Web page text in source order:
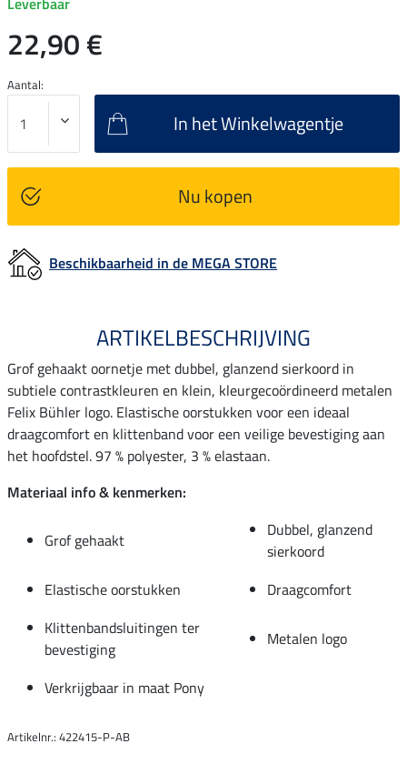
22,90 €
Aantal:
In het Winkelwagentje
Nu kopen
Beschikbaarheid in de MEGA STORE
ARTIKELBESCHRIJVING
Grof gehaakt oornetje met dubbel, glanzend sierkoord in
subtiele contrastkleuren en klein, kleurgecoördineerd metalen
Felix Bühler logo. Elastische oorstukken voor een ideaal
draagcomfort en klittenband voor een veilige bevestiging aan
het hoofdstel. 97 % polyester, 3 % elastaan.
Materiaal info & kenmerken:
Grof gehaakt
Dubbel, glanzend
sierkoord
Elastische oorstukken
Draagcomfort
Klittenbandsluitingen ter
bevestiging
Metalen logo
Verkrijgbaar in maat Pony
Artikelnr.: 422415-P-AB